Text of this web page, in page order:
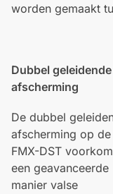
worden gemaakt
Dubbel geleidende
afscherming
De dubbel
afscherming op de
FMX-DST
een geavanceerde
manier valse